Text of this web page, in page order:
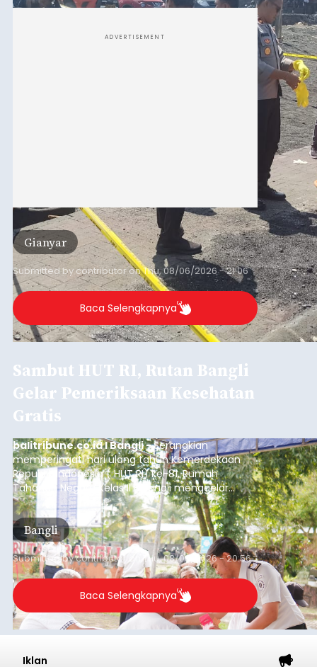
ADVERTISEMENT
Gianyar
Submitted by contributoronThu, 08/06/2026 - 21:06
Baca Selengkapnya
Sambut HUT RI, Rutan Bangli
Gelar Pemeriksaan Kesehatan
Gratis
balitribune.co.id I Bangli -Serangkian
memperingati hari ulang tahun Kemerdekaan
Republik Indonesia ( HUT RI) ke-81, Rumah
Tahanan Negara Kelas II B Bangli menggelar
kegiatan pemeriksaan kesehatan gratis, Rabu
(6/8/2026).
Bangli
Submitted bycontributor Thu, 08/06/2026 - 20:56
Baca Selengkapnya
Iklan